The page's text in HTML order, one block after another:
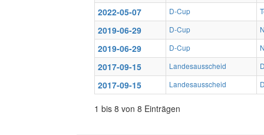
2022-05-07 D-Cup
2019-06-29 D-Cup
2019-06-29 D-Cup
2017-09-15 Landesausscheid
2017-09-15 Landesausscheid
1 bis 8 von 8 Einträgen